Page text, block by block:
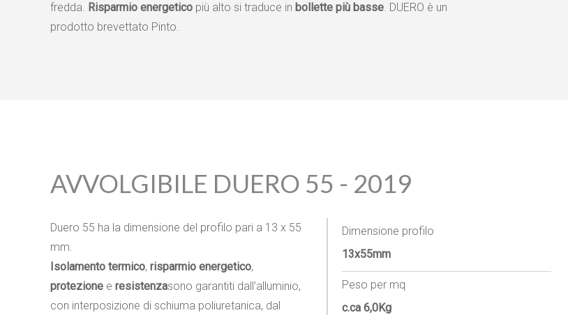
fredda. Risparmio energetico più alto si traduce in bollette più basse. DUERO è un
prodotto brevettato Pinto.
AVVOLGIBILE DUERO 55 - 2019
Duero 55 ha la dimensione del profilo pari a 13 x 55
mm.
Isolamento termico, risparmio energetico,
protezione e resistenzasono garantiti dall’alluminio,
con interposizione di schiuma poliuretanica, dal
Dimensione profilo
13x55mm
Peso per mq
c.ca 6,0Kg